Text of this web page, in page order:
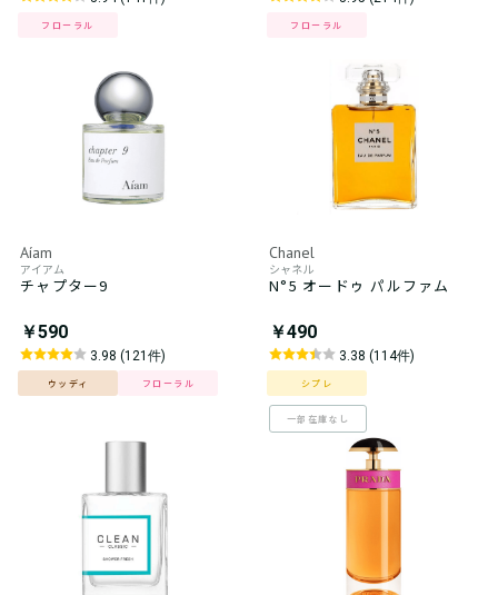
フローラル フローラル
Aíam
アイアム
チャプター9
￥590
3.98 (121件)
ウッディ フローラル
Chanel
シャネル
N°5 オードゥ パルファム
￥490
3.38 (114件)
シプレ
一部在庫なし